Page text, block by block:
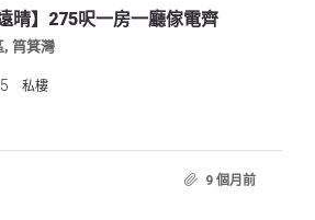
晴】275呎一房一廳傢電齊
, 筲箕灣
私樓
9 個月前